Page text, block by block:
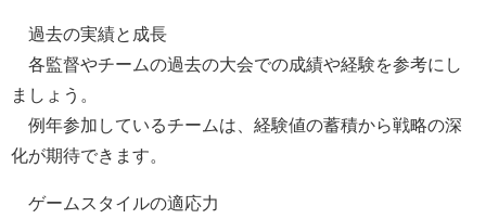
過去の実績と成長
各監督やチームの過去の大会での成績や経験を参考にし
ましょう。
例年参加しているチームは、経験値の蓄積から戦略の深
化が期待できます。
ゲームスタイルの適応力